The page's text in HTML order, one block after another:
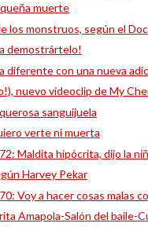
muerte
los monstruos, según el
demostrártelo!
diferente con una nueva
nuevo videoclip de My
sanguijuela
verte ni muerta
Maldita hipócrita, dijo la
Harvey Pekar
Voy a hacer cosas malas
Amapola-Salón del baile-